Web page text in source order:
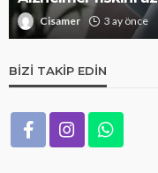
Cisamer 3 ay önce
BIZI TAKIP EDIN